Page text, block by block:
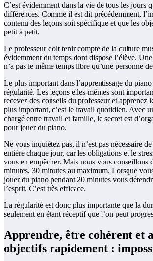
C’est évidemment dans la vie de tous les jours
différences. Comme il est dit précédemment,
contenu des leçons soit spécifique et que les
petit à petit.
Le professeur doit tenir compte de la culture
évidemment du temps dont dispose l’élève.
n’a pas le même temps libre qu’une personne
Le plus important dans l’apprentissage du piano
régularité. Les leçons elles-mêmes sont
recevez des conseils du professeur et apprenez
plus important, c’est le travail quotidien. Avec
chargé entre travail et famille, le secret est
pour jouer du piano.
Ne vous inquiétez pas, il n’est pas nécessaire
entière chaque jour, car les obligations et le
vous en empêcher. Mais nous vous conseillons
minutes, 30 minutes au maximum. Lorsque
jouer du piano pendant 20 minutes vous
l’esprit. C’est très efficace.
La régularité est donc plus importante que la
seulement en étant réceptif que l’on peut
Apprendre, être cohérent et
objectifs rapidement :